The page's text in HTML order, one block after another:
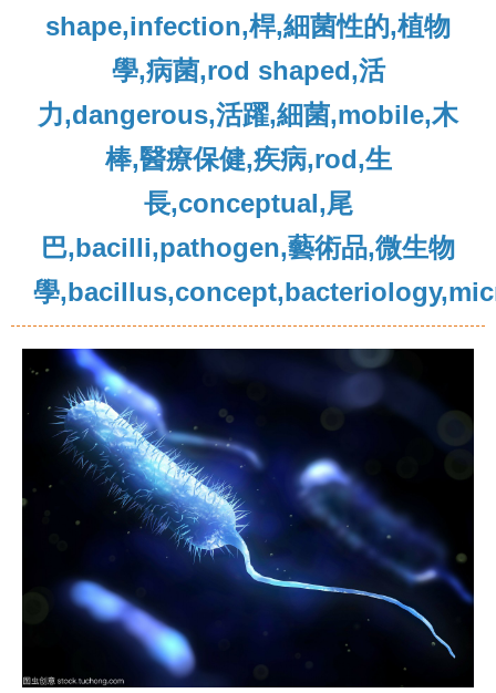
shape,infection,桿,細菌性的,植物
學,病菌,rod shaped,活
力,dangerous,活躍,細菌,mobile,木
棒,醫療保健,疾病,rod,生
長,conceptual,尾
巴,bacilli,pathogen,藝術品,微生物
學